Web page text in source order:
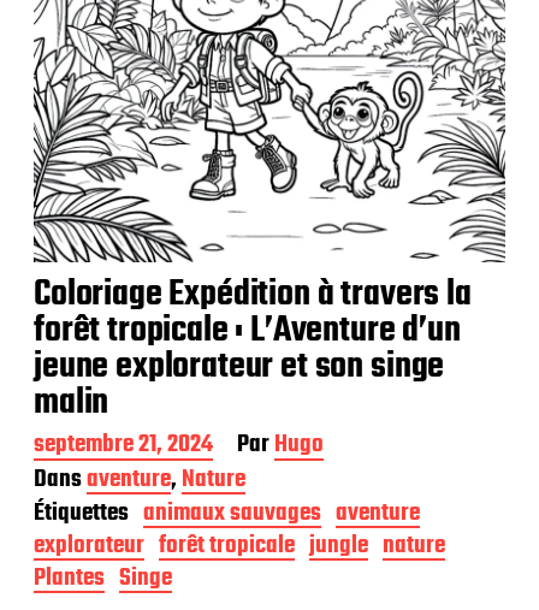
n
Coloriage Expédition à travers la
forêt tropicale : L’Aventure d’un
jeune explorateur et son singe
malin
D
a
t
e
d
e
p
septembre 21, 2024 ParHugo
Dansaventure,Nature
Étiquettes animaux sauvages aventure
explorateur forêt tropicale jungle nature
Plantes Singe